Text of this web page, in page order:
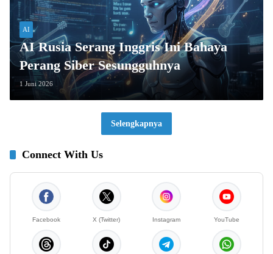
AI
AI Rusia Serang Inggris Ini Bahaya
Perang Siber Sesungguhnya
1 Juni 2026
Selengkapnya
Connect With Us
Facebook X (Twitter) Instagram YouTube